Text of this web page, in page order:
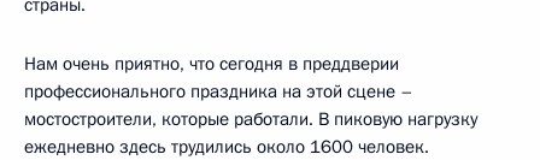
Нам очень приятно, что сегодня в преддверии
профессионального праздника на этой сцене –
мостостроители, которые работали. В пиковую нагрузку
ежедневно здесь трудились около 1600 человек.